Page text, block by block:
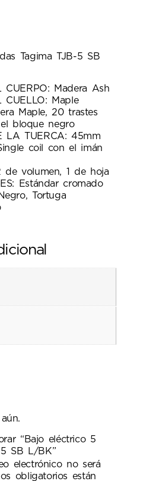
Tagima TJB-5 SB
CUERPO: Madera Ash
CUELLO: Maple
Maple, 20 trastes
bloque negro
LA TUERCA: 45mm
coil con el imán
de volumen, 1 de hoja
Estándar cromado
Tortuga
“Bajo eléctrico 5
SB L/BK”
electrónico no será
obligatorios están